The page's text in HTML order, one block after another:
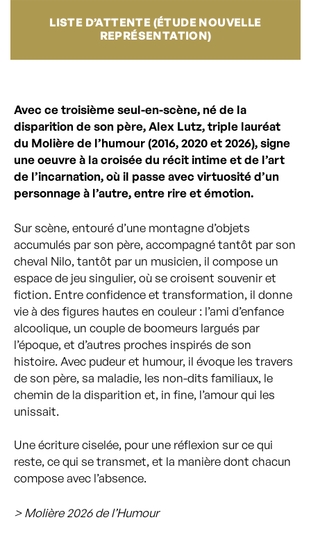
LISTE D’ATTENTE (ÉTUDE NOUVELLE
REPRÉSENTATION)
Avec ce troisième seul-en-scène, né de la
disparition de son père, Alex Lutz, triple lauréat
du Molière de l’humour (2016, 2020 et 2026), signe
une oeuvre à la croisée du récit intime et de l’art
de l’incarnation, où il passe avec virtuosité d’un
personnage à l’autre, entre rire et émotion.
Sur scène, entouré d’une montagne d’objets
accumulés par son père, accompagné tantôt par son
cheval Nilo, tantôt par un musicien, il compose un
espace de jeu singulier, où se croisent souvenir et
fiction. Entre confidence et transformation, il donne
vie à des figures hautes en couleur : l’ami d’enfance
alcoolique, un couple de boomeurs largués par
l’époque, et d’autres proches inspirés de son
histoire. Avec pudeur et humour, il évoque les travers
de son père, sa maladie, les non-dits familiaux, le
chemin de la disparition et, in fine, l’amour qui les
unissait.
Une écriture ciselée, pour une réflexion sur ce qui
reste, ce qui se transmet, et la manière dont chacun
compose avec l’absence.
> Molière 2026 de l’Humour